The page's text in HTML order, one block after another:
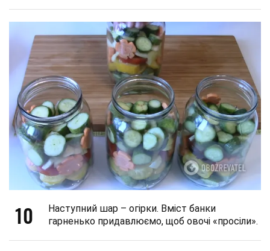
10
Наступний шар – огірки. Вміст банки
гарненько придавлюємо, щоб овочі «просіли».